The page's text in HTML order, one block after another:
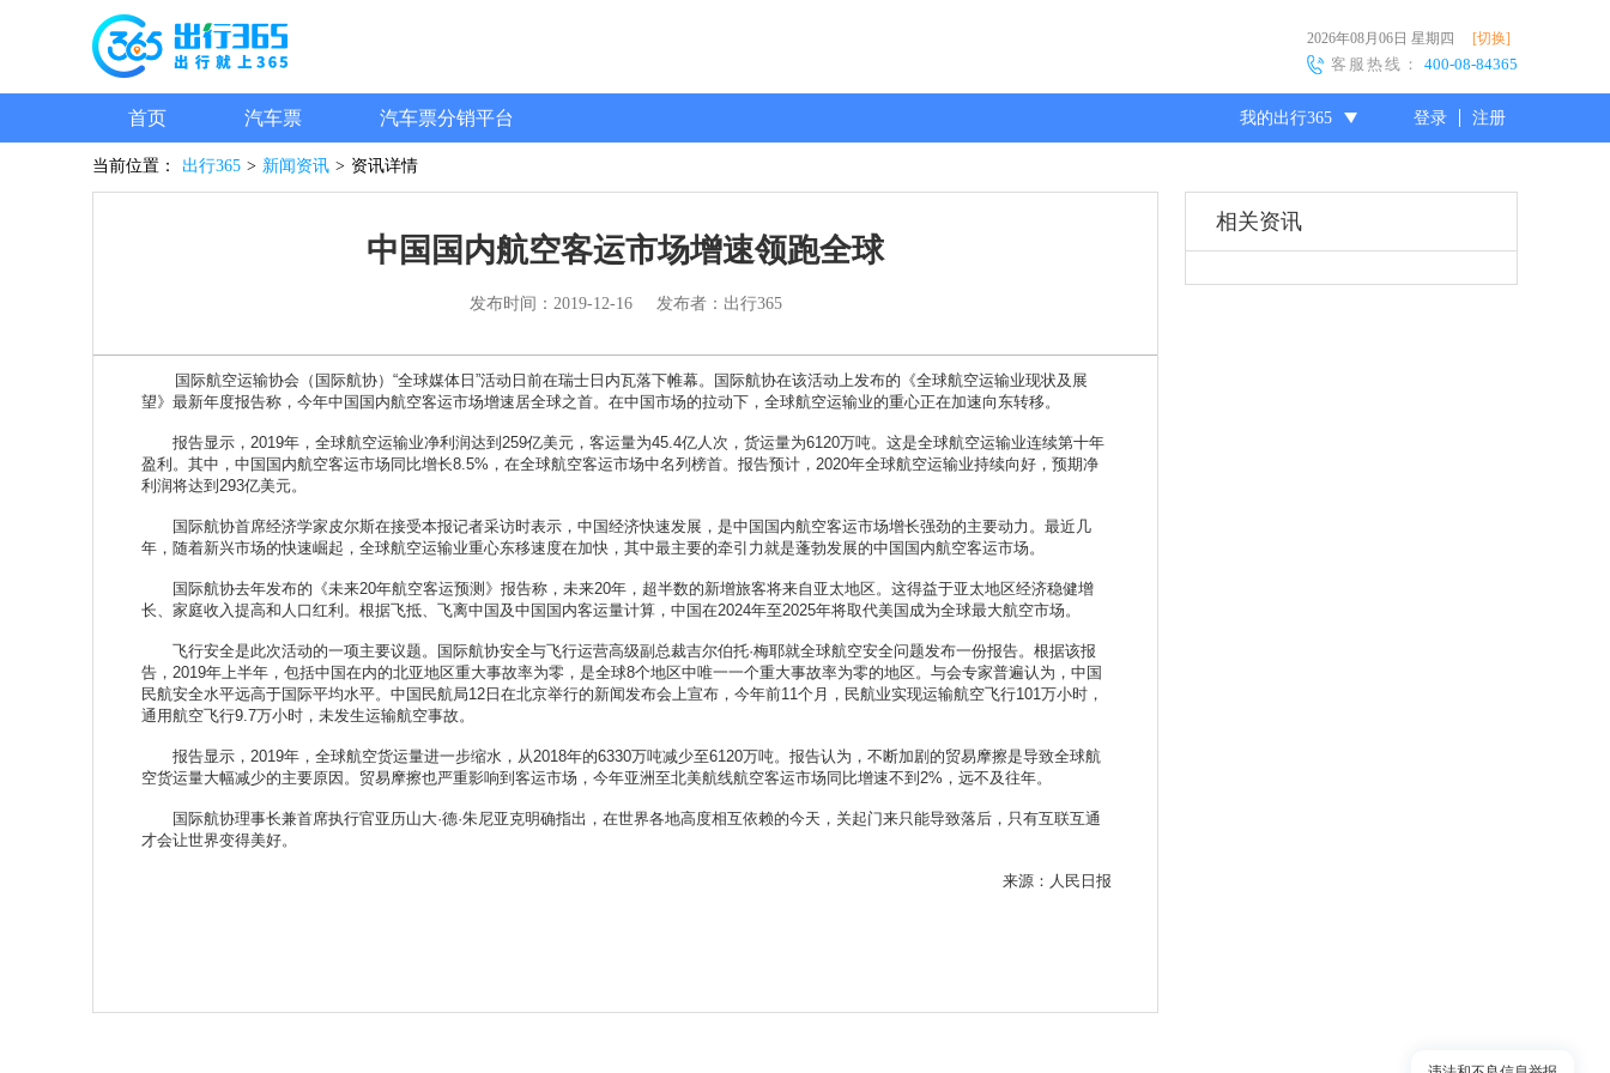
2026年08月06日 星期四 [切换]
客服热线： 400-08-84365
首页 汽车票 汽车票分销平台 我的出行365 登录 注册
当前位置： 出行365 > 新闻资讯 > 资讯详情
中国国内航空客运市场增速领跑全球
发布时间： 2019-12-16发布者：出行365
国际航空运输协会（国际航协）“全球媒体日”活动日前在瑞士日内瓦落下帷幕。国际航协在该活动上发布的《全球航空运输业现状及展
望》最新年度报告称，今年中国国内航空客运市场增速居全球之首。在中国市场的拉动下，全球航空运输业的重心正在加速向东转移。
报告显示，2019年，全球航空运输业净利润达到259亿美元，客运量为45.4亿人次，货运量为6120万吨。这是全球航空运输业连续第十年
盈利。其中，中国国内航空客运市场同比增长8.5%，在全球航空客运市场中名列榜首。报告预计，2020年全球航空运输业持续向好，预期净
利润将达到293亿美元。
国际航协首席经济学家皮尔斯在接受本报记者采访时表示，中国经济快速发展，是中国国内航空客运市场增长强劲的主要动力。最近几
年，随着新兴市场的快速崛起，全球航空运输业重心东移速度在加快，其中最主要的牵引力就是蓬勃发展的中国国内航空客运市场。
国际航协去年发布的《未来20年航空客运预测》报告称，未来20年，超半数的新增旅客将来自亚太地区。这得益于亚太地区经济稳健增
长、家庭收入提高和人口红利。根据飞抵、飞离中国及中国国内客运量计算，中国在2024年至2025年将取代美国成为全球最大航空市场。
飞行安全是此次活动的一项主要议题。国际航协安全与飞行运营高级副总裁吉尔伯托·梅耶就全球航空安全问题发布一份报告。根据该报
告，2019年上半年，包括中国在内的北亚地区重大事故率为零，是全球8个地区中唯一一个重大事故率为零的地区。与会专家普遍认为，中国
民航安全水平远高于国际平均水平。中国民航局12日在北京举行的新闻发布会上宣布，今年前11个月，民航业实现运输航空飞行101万小时，
通用航空飞行9.7万小时，未发生运输航空事故。
报告显示，2019年，全球航空货运量进一步缩水，从2018年的6330万吨减少至6120万吨。报告认为，不断加剧的贸易摩擦是导致全球航
空货运量大幅减少的主要原因。贸易摩擦也严重影响到客运市场，今年亚洲至北美航线航空客运市场同比增速不到2%，远不及往年。
国际航协理事长兼首席执行官亚历山大·德·朱尼亚克明确指出，在世界各地高度相互依赖的今天，关起门来只能导致落后，只有互联互通
才会让世界变得美好。
来源：人民日报
相关资讯